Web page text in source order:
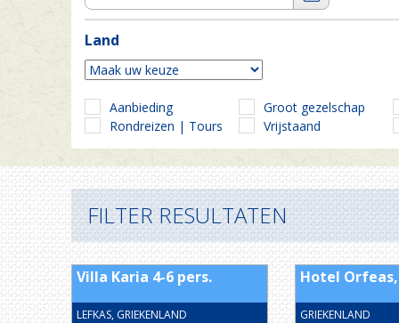
Land
Aanbieding
Groot gezelschap
Rondreizen | Tours
Vrijstaand
FILTER RESULTATEN
Villa Karia 4-6 pers.
LEFKAS, GRIEKENLAND
Hotel
GRIEKENLAND